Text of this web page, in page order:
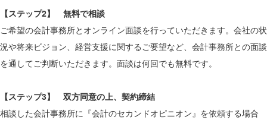
【ステップ2】 無料で相談
ご希望の会計事務所とオンライン面談を行っていただきます。会社の状
況や将来ビジョン、経営支援に関するご要望など、会計事務所との面談
を通してご判断いただきます。面談は何回でも無料です。
【ステップ3】 双方同意の上、契約締結
相談した会計事務所に『会計のセカンドオピニオン』を依頼する場合